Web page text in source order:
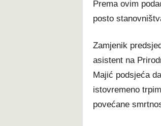
Prema ovim
posto
Zamjenik
asistent na
Majić podsjeća
istovremeno
povećane